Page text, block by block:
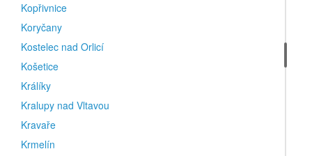
Kopřivnice
Koryčany
Kostelec nad Orlicí
Košetice
Králíky
Kralupy nad Vltavou
Kravaře
Krmelín